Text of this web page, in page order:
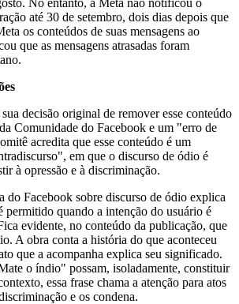
até 30 de setembro, dois dias depois que
os conteúdos de suas mensagens ao
que as mensagens atrasadas foram
decisão original de remover esse conteúdo
Comunidade do Facebook e um "erro de
acredita que esse conteúdo é um
em que o discurso de ódio é
à opressão e à discriminação.
do Facebook sobre discurso de ódio explica
permitido quando a intenção do usuário é
evidente, no conteúdo da publicação, que
A obra conta a história do que aconteceu
que a acompanha explica seu significado.
o índio" possam, isoladamente, constituir
essa frase chama a atenção para atos
e os condena.